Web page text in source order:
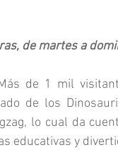
de martes a
de 1 mil
de los
lo cual da
educativas y